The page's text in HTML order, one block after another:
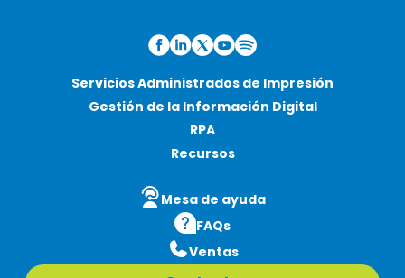
Servicios Administrados de Impresión
Gestión de la Información Digital
RPA
Recursos
Mesa de ayuda
FAQs
Ventas